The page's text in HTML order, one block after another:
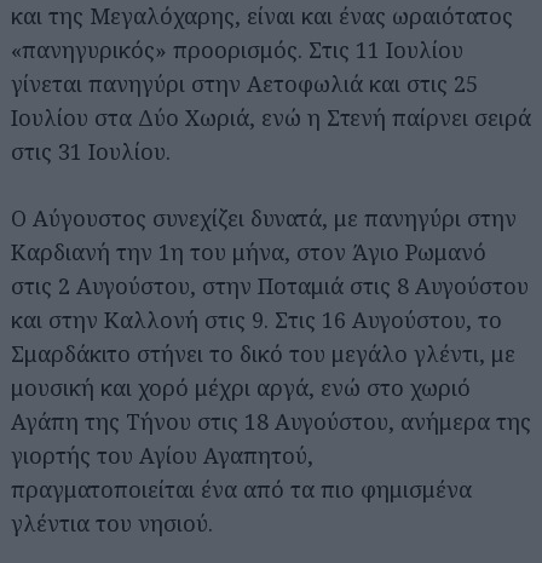
και της Μεγαλόχαρης, είναι και ένας ωραιότατος
«πανηγυρικός» προορισμός. Στις 11 Ιουλίου
γίνεται πανηγύρι στην Αετοφωλιά και στις 25
Ιουλίου στα Δύο Χωριά, ενώ η Στενή παίρνει σειρά
στις 31 Ιουλίου.
Ο Αύγουστος συνεχίζει δυνατά, με πανηγύρι στην
Καρδιανή την 1η του μήνα, στον Άγιο Ρωμανό
στις 2 Αυγούστου, στην Ποταμιά στις 8 Αυγούστου
και στην Καλλονή στις 9. Στις 16 Αυγούστου, το
Σμαρδάκιτο στήνει το δικό του μεγάλο γλέντι, με
μουσική και χορό μέχρι αργά, ενώ στο χωριό
Αγάπη της Τήνου στις 18 Αυγούστου, ανήμερα της
γιορτής του Αγίου Αγαπητού,
πραγματοποιείται ένα από τα πιο φημισμένα
γλέντια του νησιού.